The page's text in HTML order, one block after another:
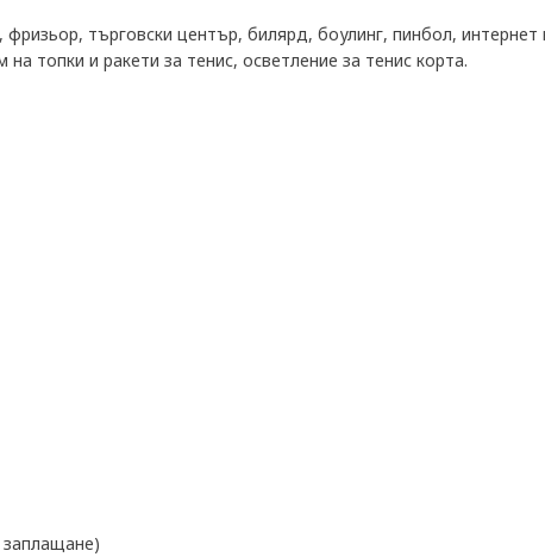
търговски център, билярд, боулинг, пинбол,
топки и ракети за тенис, осветление за тенис корта.